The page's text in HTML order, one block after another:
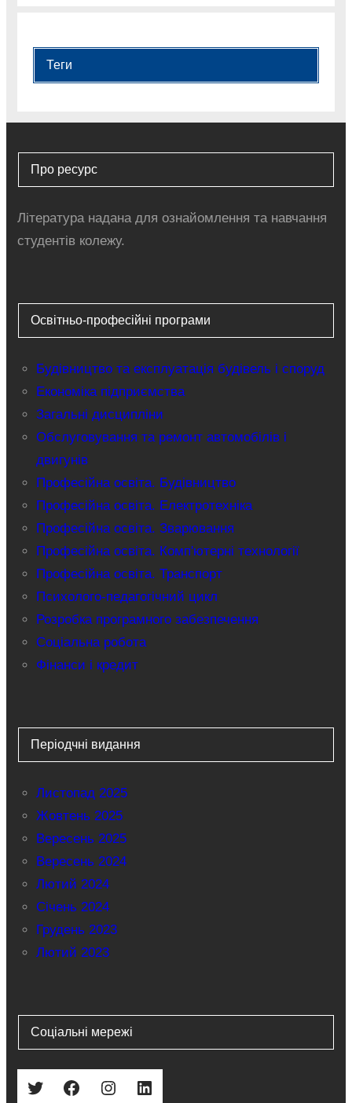
Теги
Про ресурс
Література надана для ознайомлення та навчання
студентів колежу.
Освітньо-професійні програми
Будівництво та експлуатація будівель і споруд
Економіка підприємства
Загальні дисципліни
Обслуговування та ремонт автомобілів і
двигунів
Професійна освіта. Будівництво
Професійна освіта. Електротехніка
Професійна освіта. Зварювання
Професійна освіта. Комп'ютерні технології
Професійна освіта. Транспорт
Психолого-педагогічний цикл
Розробка програмного забезпечення
Соціальна робота
Фінанси і кредит
Періодчні видання
Листопад 2025
Жовтень 2025
Вересень 2025
Вересень 2024
Лютий 2024
Січень 2024
Грудень 2023
Лютий 2023
Соціальні мережі
Twitter Facebook Instagram LinkedIn